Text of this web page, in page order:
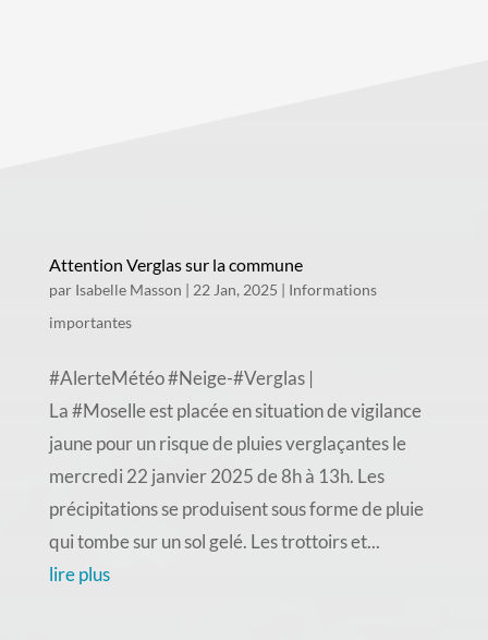
Attention Verglas sur la commune
par Isabelle Masson 22 Jan, 2025
Informations
importantes
#AlerteMétéo #Neige-#Verglas |
La #Moselle est placée en situation de vigilance
jaune pour un risque de pluies verglaçantes le
mercredi 22 janvier 2025 de 8h à 13h. Les
précipitations se produisent sous forme de pluie
qui tombe sur un sol gelé. Les trottoirs et...
lire plus